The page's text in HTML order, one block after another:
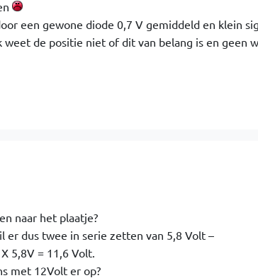
een gewone diode 0,7 V gemiddeld en klein
de positie niet of dit van belang is en geen
naar het plaatje?
er dus twee in serie zetten van 5,8 Volt –
5,8V = 11,6 Volt.
met 12Volt er op?